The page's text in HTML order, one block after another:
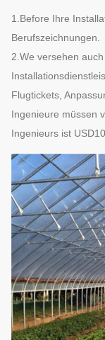
1.Before Ihre
Berufszeichnungen.
2.We versehen
Flugtickets,
Ingenieure müssen
Ingenieurs ist